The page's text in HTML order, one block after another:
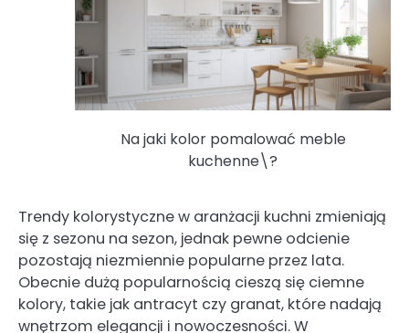
Na jaki kolor pomalować meble
kuchenne\?
Trendy kolorystyczne w aranżacji kuchni zmieniają
się z sezonu na sezon, jednak pewne odcienie
pozostają niezmiennie popularne przez lata.
Obecnie dużą popularnością cieszą się ciemne
kolory, takie jak antracyt czy granat, które nadają
wnętrzom elegancji i nowoczesności. W